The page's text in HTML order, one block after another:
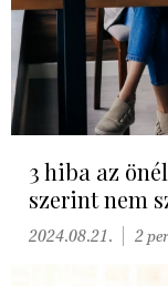
3 hiba az
szerint nem
2024.08.21. 2